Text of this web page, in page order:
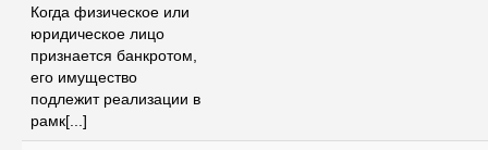
Когда физическое или
юридическое лицо
признается банкротом,
его имущество
подлежит реализации в
рамк[...]